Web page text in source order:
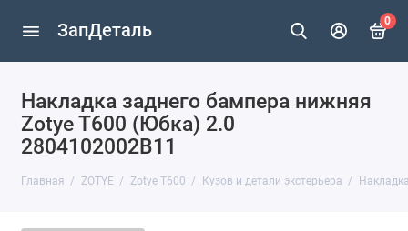
ЗапДеталь 0
Накладка заднего бампера нижняя
Zotye T600 (Юбка) 2.0
2804102002B11
Главная ZOTYE Zotye T600 Кузов и детали экстерьера